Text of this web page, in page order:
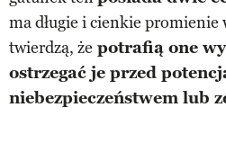
ma długie i cienkie promienie
twierdzą, że potrafią one
ostrzegać je przed
niebezpieczeństwem lub